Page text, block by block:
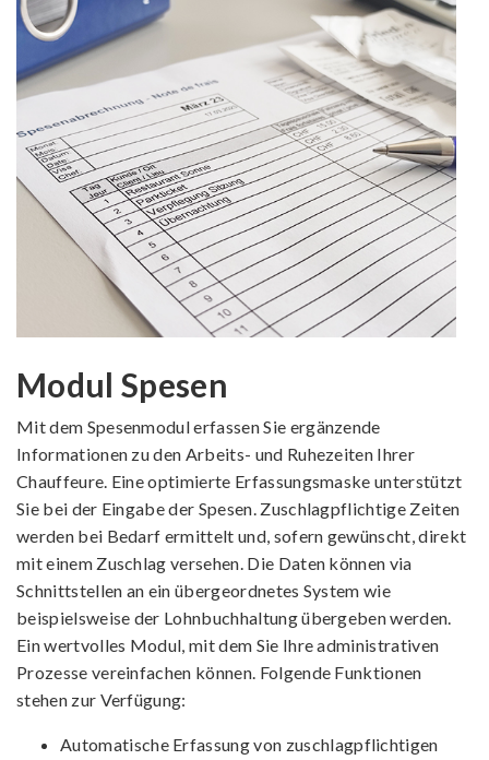
Modul Spesen
Mit dem Spesenmodul erfassen Sie ergänzende
Informationen zu den Arbeits- und Ruhezeiten Ihrer
Chauffeure. Eine optimierte Erfassungsmaske unterstützt
Sie bei der Eingabe der Spesen. Zuschlagpflichtige Zeiten
werden bei Bedarf ermittelt und, sofern gewünscht, direkt
mit einem Zuschlag versehen. Die Daten können via
Schnittstellen an ein über­geordnetes System wie
beispielsweise der Lohnbuchhaltung übergeben werden.
Ein wertvolles Modul, mit dem Sie Ihre administrativen
Prozesse vereinfachen können. Folgende Funktionen
stehen zur Verfügung:
Automatische Erfassung von zuschlagpflichtigen